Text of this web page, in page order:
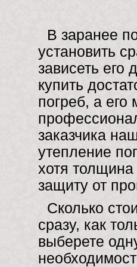
В заранее
установить
зависеть
купить
погреб, а
заказчика
утепление
хотя
защиту от
Сколько
сразу, как
выберете